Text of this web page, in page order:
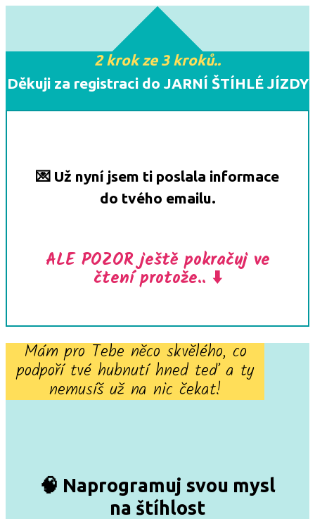
2 krok ze 3 kroků..
Děkuji za registraci do JARNÍ ŠTÍHLÉ JÍZDY
💌 Už nyní jsem ti poslala informace
do tvého emailu.
ALE POZOR ještě pokračuj ve
čtení protože.. ⬇️
Mám pro Tebe něco skvělého, co
podpoří tvé hubnutí hned teď a ty
nemusíš už na nic čekat!
🧠 Naprogramuj svou mysl
na štíhlost